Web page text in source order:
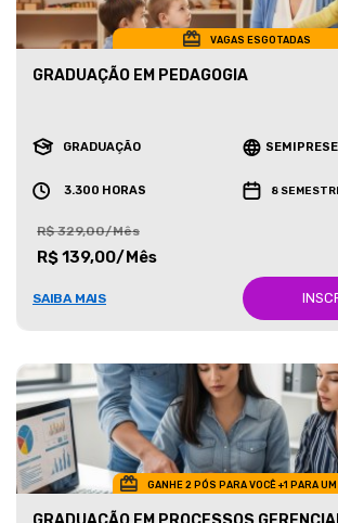
VAGAS ESGOTADAS
GRADUAÇÃO EM PEDAGOGIA
GRADUAÇÃO
3.300 HORAS 8
R$ 329,00/Mês
R$ 139,00/Mês
SAIBA MAIS
GANHE 2 PÓS PARA VOCÊ +1 PARA UM